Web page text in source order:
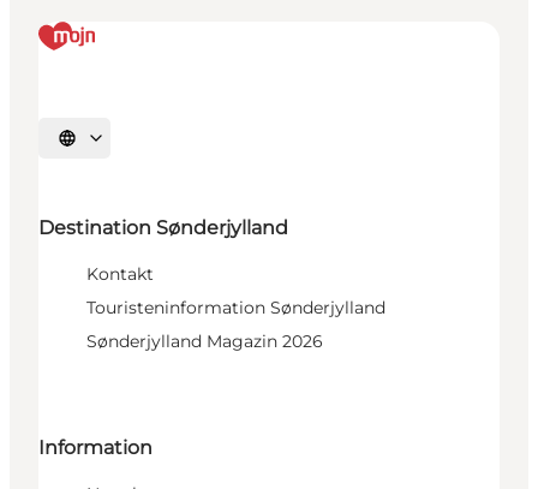
Sprache auswählen
Destination Sønderjylland
Kontakt
Touristeninformation Sønderjylland
Sønderjylland Magazin 2026
Information